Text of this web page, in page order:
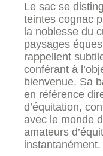
Le sac se
teintes cognac
la noblesse du
paysages
rappellent
conférant à
bienvenue. Sa
en référence
d’équitation,
avec le monde
amateurs
instantanément.